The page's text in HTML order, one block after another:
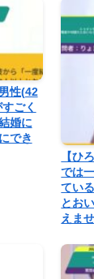
性(42
ごく
婚に
でき
【ひ
では
てい
とお
えま